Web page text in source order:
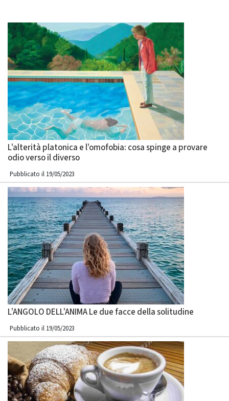
L’alterità platonica e l’omofobia: cosa spinge a provare
odio verso il diverso
Pubblicato il 19/05/2023
L’ANGOLO DELL’ANIMA Le due facce della solitudine
Pubblicato il 19/05/2023